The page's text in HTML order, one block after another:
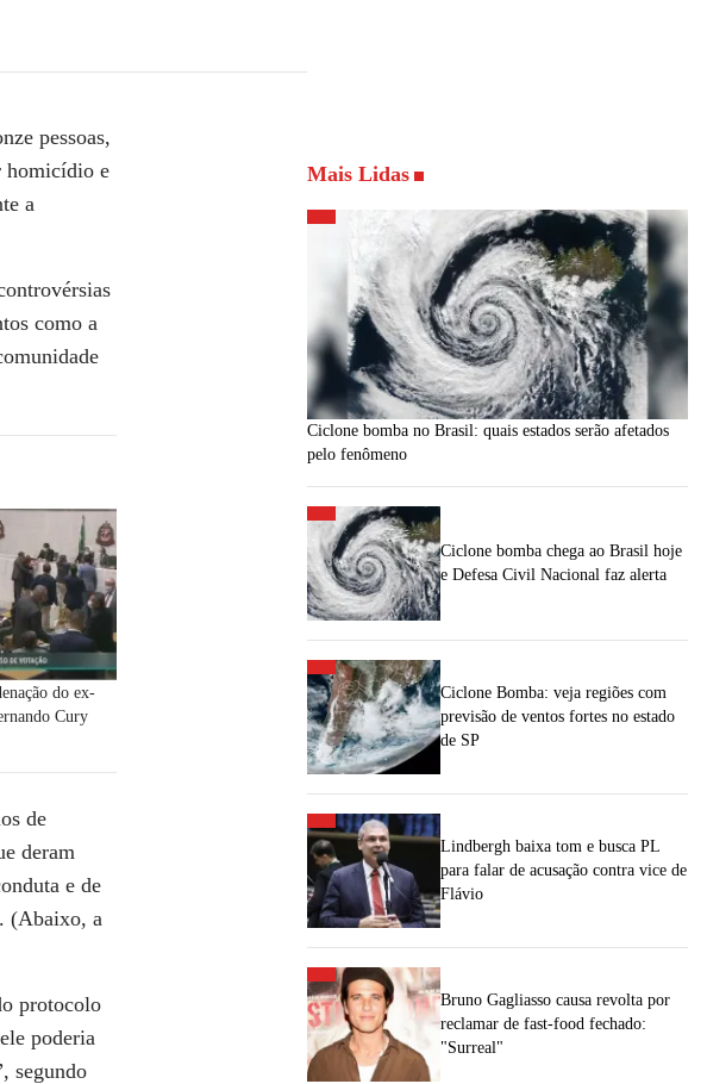
pessoas,
homicídio e
a
como a
do ex-
Cury
de
deram
e de
(Abaixo, a
protocolo
poderia
segundo
Mais Lidas
Ciclone bomba no Brasil: quais estados serão afetados
pelo fenômeno
Ciclone bomba chega ao Brasil hoje
e Defesa Civil Nacional faz alerta
Ciclone Bomba: veja regiões com
previsão de ventos fortes no estado
de SP
Lindbergh baixa tom e busca PL
para falar de acusação contra vice de
Flávio
Bruno Gagliasso causa revolta por
reclamar de fast-food fechado:
"Surreal"